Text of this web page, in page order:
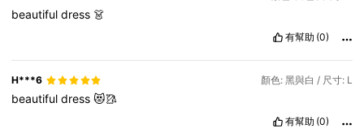
beautifuldress 👗
有幫助 (0)
H***6 顏色: 黑與白 / 尺寸: L
beautifuldress😻🥻
有幫助 (0)